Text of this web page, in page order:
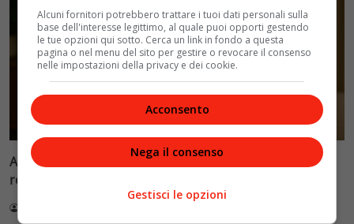
Anya Taylor-Joy in ‘Lucky’: dalla regina degli scacchi alla
regina della truffa
Alcuni fornitori potrebbero trattare i tuoi dati personali sulla
base dell'interesse legittimo, al quale puoi opporti gestendo
le tue opzioni qui sotto. Cerca un link in fondo a questa
pagina o nel menu del sito per gestire o revocare il consenso
nelle impostazioni della privacy e dei cookie.
Acconsento
Nega il consenso
Gestisci le opzioni